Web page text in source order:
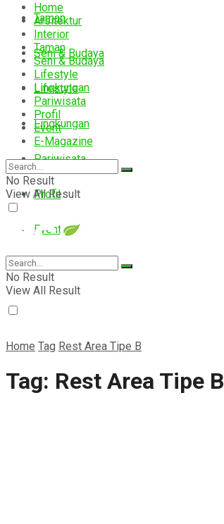
Taman
Seni & Budaya
Lifestyle
Lingkungan
Pariwisata
Profil
Event
E-Magazine
Home
Arsitektur
Interior
Taman
Seni & Budaya
Lifestyle
Lingkungan
Pariwisata
Profil
Event
E-Magazine
No Result
View All Result
No Result
View All Result
Home Tag Rest Area Tipe B
Tag: Rest Area Tipe B